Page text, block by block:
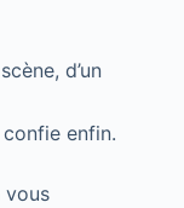
d’un
confie enfin.
vous